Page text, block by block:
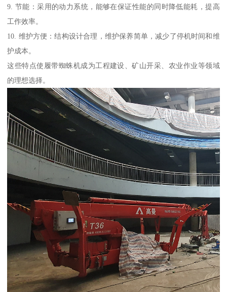
9. 节能：采用的动力系统，能够在保证性能的同时降低能耗，提高
工作效率。
10. 维护方便：结构设计合理，维护保养简单，减少了停机时间和维
护成本。
这些特点使履带蜘蛛机成为工程建设、矿山开采、农业作业等领域
的理想选择。